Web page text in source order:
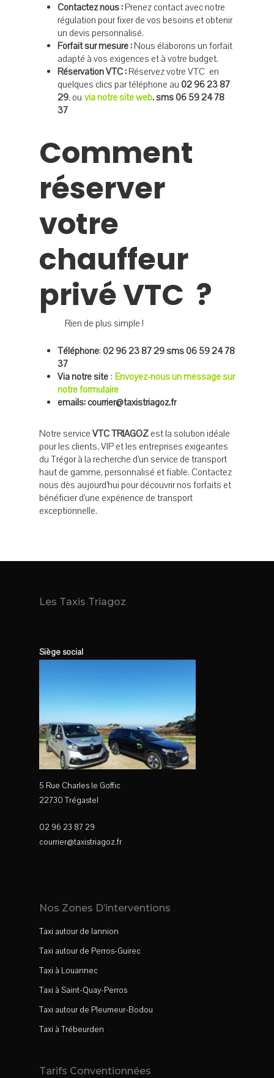
Contactez nous :Prenez contact avec notre
régulation pour fixer de vos besoins et obtenir
un devis personnalisé.
Forfait sur mesure :Nous élaborons un forfait
adapté à vos exigences et à votre budget.
Réservation VTC :Réservez votre VTC en
quelques clics par téléphone au 02 96 23 87
29, ou via notre site web. sms 06 59 24 78
37
Comment
réserver
votre
chauffeur
privé VTC ?
Rien de plus simple !
Téléphone: 02 96 23 87 29 sms 06 59 24 78
37
Via notre site : Envoyez-nous un message sur
notre formulaire
emails: courrier@taxistriagoz.fr
Notre service VTC TRIAGOZ est la solution idéale
pour les clients, VIP et les entreprises exigeantes
du Trégor à la recherche d’un service de transport
haut de gamme, personnalisé et fiable. Contactez
nous dès aujourd’hui pour découvrir nos forfaits et
bénéficier d’une expérience de transport
exceptionnelle.
Les Taxis Triagoz
Siège social
5 Rue Charles le Goffic
22730 Trégastel
02 96 23 87 29
courrier@taxistriagoz.fr
Nos Zones D’interventions
Taxi autour de lannion
Taxi autour de Perros-Guirec
Taxi à Louannec
Taxi à Saint-Quay-Perros
Taxi autour de Pleumeur-Bodou
Taxi à Trébeurden
Tarifs Conventionnées